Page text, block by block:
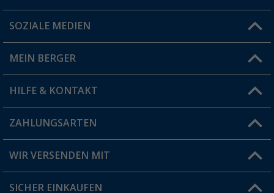
Du hast eine Frage?
Filiale finden
SOZIALE MEDIEN
MEIN BERGER
Vorteilskarte
Blog
Jobs & Karriere
HILFE & KONTAKT
FAQ & Kontakt
Versandinformationen
ZAHLUNGSARTEN
WIR VERSENDEN MIT
SICHER EINKAUFEN